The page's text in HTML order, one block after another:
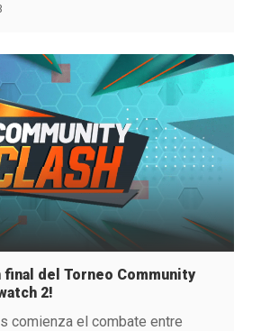
final del Torneo Community
2!
comienza el combate entre